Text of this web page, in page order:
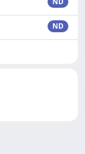
ND